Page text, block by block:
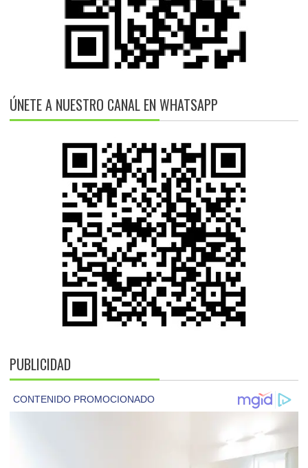
ÚNETE A NUESTRO CANAL EN WHATSAPP
PUBLICIDAD